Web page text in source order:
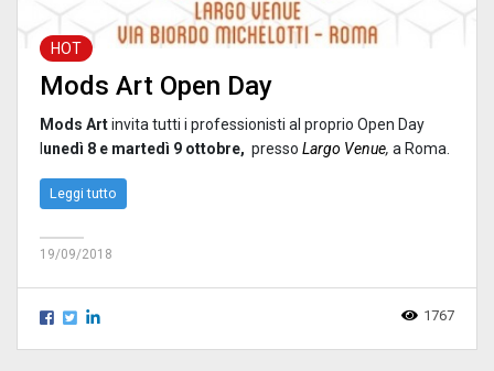
HOT
Mods Art Open Day
Mods Artinvita tutti i professionisti al proprio Open Day
lunedì 8 e martedì 9 ottobre, presso Largo Venue, a Roma.
Leggi tutto
19/09/2018
1767